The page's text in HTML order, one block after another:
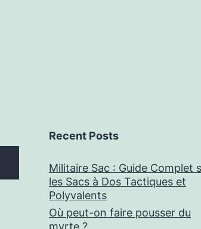
Recent Posts
Militaire Sac : Guide Complet
les Sacs à Dos Tactiques et
Polyvalents
Où peut-on faire pousser du
myrte ?